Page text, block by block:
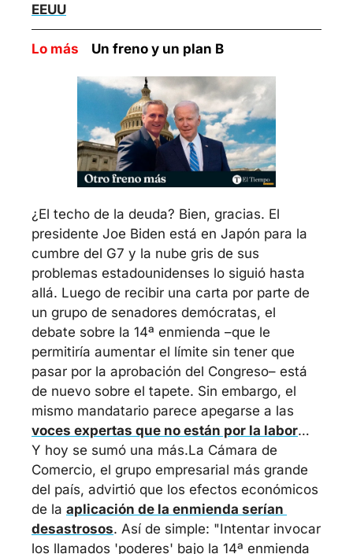
EEUU
Lo más Un freno y un plan B
¿El techo de la deuda? Bien, gracias. El
presidente Joe Biden está en Japón para la
cumbre del G7 y la nube gris de sus
problemas estadounidenses lo siguió hasta
allá. Luego de recibir una carta por parte de
un grupo de senadores demócratas, el
debate sobre la 14ª enmienda –que le
permitiría aumentar el límite sin tener que
pasar por la aprobación del Congreso– está
de nuevo sobre el tapete. Sin embargo, el
voces expertas que no están por la labor…
Y hoy se sumó una más.La Cámara de
Comercio, el grupo empresarial más grande
del país, advirtió que los efectos económicos
de la aplicación de la enmienda serían
desastrosos. Así de simple: "Intentar invocar
los llamados 'poderes' bajo la 14ª enmienda